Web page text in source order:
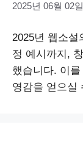
2025년 06월 02일
2025년 웹소설
정 예시까지,
했습니다. 이
영감을 얻으실